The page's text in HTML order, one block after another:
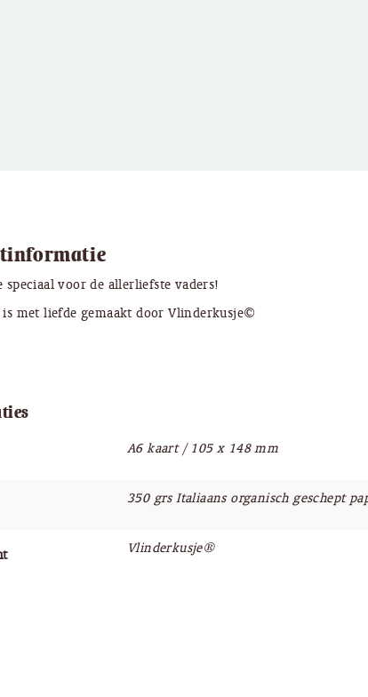
speciaal voor de allerliefste vaders!
is met liefde gemaakt door Vlinderkusje©
A6 kaart / 105 x 148 mm
350 grs Italiaans organisch geschept
Vlinderkusje®